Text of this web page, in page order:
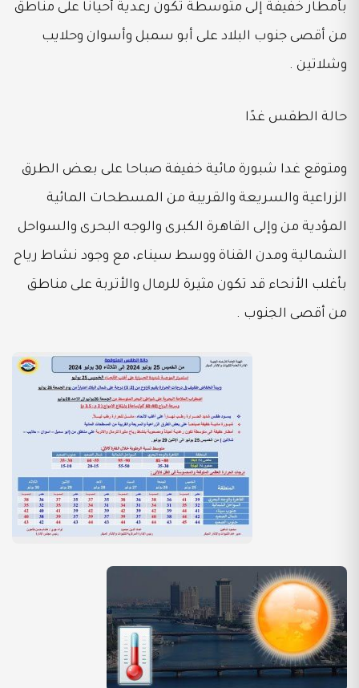
بأمطار خفيفة إلى متوسطة تكون رعدية أحياناً على مناطق
من أقصى جنوب البلاد على أبو سمبل وأسوان وحلايب
وشلاتين .
حالة الطقس غدًا
ومتوقع غدا شبورة مائية خفيفة صباحا على بعض الطرق
الزراعية والسريعة والقريبة من المسطحات المائية
المؤدية من وإلى القاهرة الكبرى والوجه البحرى والسواحل
الشمالية ومدن القناة ووسط سيناء، مع وجود نشاط رياح
بأغلب الأنحاء قد تكون مثيرة للرمال والأتربة على مناطق
من أقصى الجنوب .